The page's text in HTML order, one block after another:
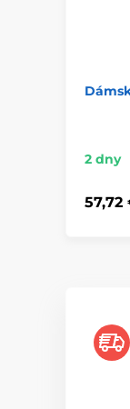
2 dny
57,72